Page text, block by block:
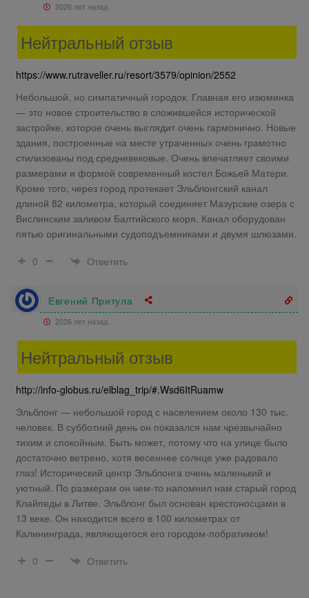
2026 лет назад
Нейтральный отзыв
https://www.rutraveller.ru/resort/3579/opinion/2552
Небольшой, но симпатичный городок. Главная его изюминка
— это новое строительство в сложившейся исторической
застройке, которое очень выглядит очень гармонично. Новые
здания, построенные на месте утраченных очень грамотно
стилизованы под средневековые. Очень впечатляет своими
размерами и формой современный костел Божьей Матери.
Кроме того, через город протекает Эльблонгский канал
длиной 82 километра, который соединяет Мазурские озера с
Вислинским заливом Балтийского моря. Канал оборудован
пятью оригинальными судоподъемниками и двумя шлюзами.
0
Ответить
Евгений Притула
2026 лет назад
Нейтральный отзыв
http://info-globus.ru/elblag_trip/#.Wsd6ItRuamw
Эльблонг — небольшой город с населением около 130 тыс.
человек. В субботний день он показался нам чрезвычайно
тихим и спокойным. Быть может, потому что на улице было
достаточно ветрено, хотя весеннее солнце уже радовало
глаз! Исторический центр Эльблонга очень маленький и
уютный. По размерам он чем-то напомнил нам старый город
Клайпеды в Литве. Эльблонг был основан крестоносцами в
13 веке. Он находится всего в 100 километрах от
Калининграда, являющегося его городом-побратимом!
0
Ответить